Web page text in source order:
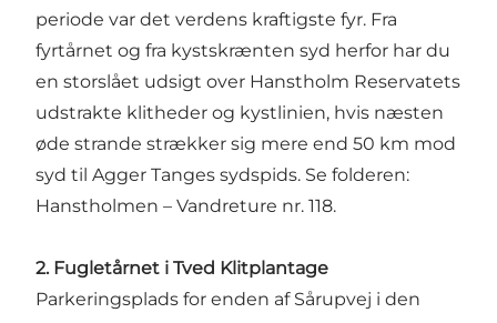
periode var det verdens kraftigste fyr. Fra
fyrtårnet og fra kystskrænten syd herfor har du
en storslået udsigt over Hanstholm Reservatets
udstrakte klitheder og kystlinien, hvis næsten
øde strande strækker sig mere end 50 km mod
syd til Agger Tanges sydspids. Se folderen:
Hanstholmen – Vandreture nr. 118.
2. Fugletårnet i Tved Klitplantage
Parkeringsplads for enden af Sårupvej i den